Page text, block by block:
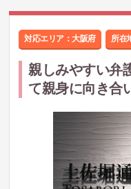
対応エリア：大阪府 所在
親しみやすい弁
て親身に向き合